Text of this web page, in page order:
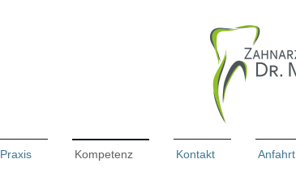
Praxis Kompetenz Kontakt Anfahrt